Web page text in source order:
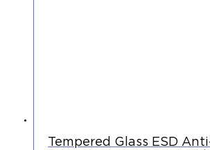
Tempered Glass ESD